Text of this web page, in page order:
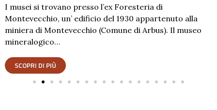
I musei si trovano presso l’ex Foresteria di
Montevecchio, un’ edificio del 1930 appartenuto alla
miniera di Montevecchio (Comune di Arbus). Il museo
mineralogico…
SCOPRI DI PIÙ